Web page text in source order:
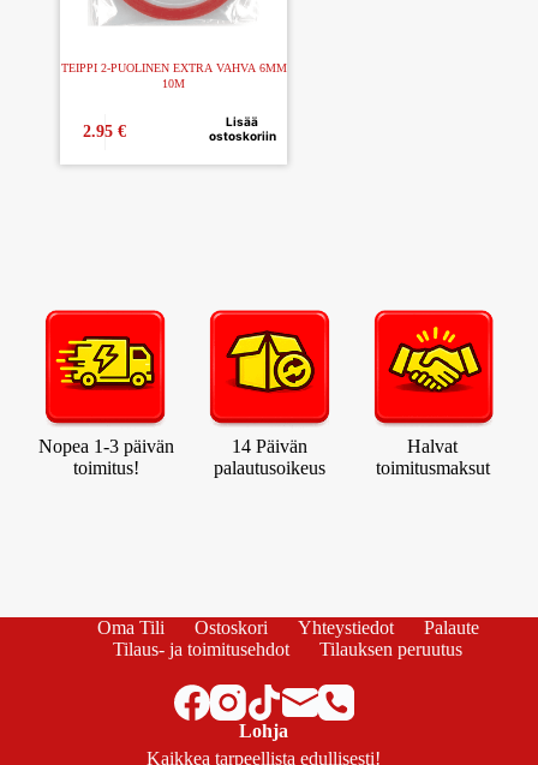
TEIPPI 2-PUOLINEN EXTRA VAHVA 6MM
10M
2.95€
Lisää
ostoskoriin
Nopea 1-3 päivän
toimitus!
14 Päivän
palautusoikeus
Halvat
toimitusmaksut
Oma Tili Ostoskori Yhteystiedot
Palaute
Tilaus- ja toimitusehdot
Tilauksen peruutus
Lohja
Kaikkea tarpeellista edullisesti!